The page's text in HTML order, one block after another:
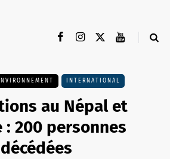
INTERNATIONAL
au Népal et
: 200 personnes
décédées